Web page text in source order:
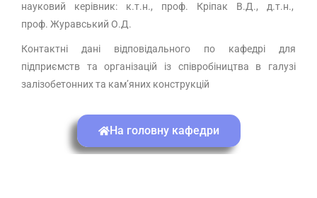
науковий керівник: к.т.н., проф. Кріпак В.Д., д.т.н.,
проф. Журавський О.Д.
Контактні дані відповідального по кафедрі для
підприємств та організацій із співробіництва в галузі
залізобетонних та кам’яних конструкцій
На головну кафедри